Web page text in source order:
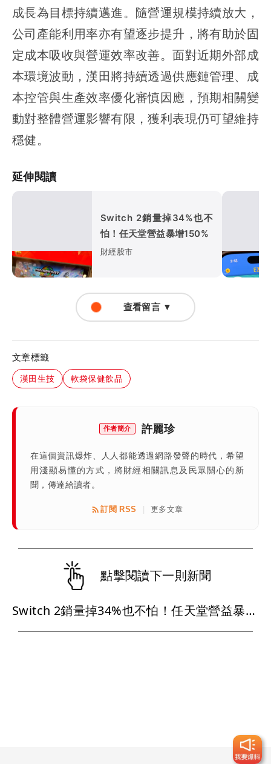
成長為目標持續邁進。隨營運規模持續放大，
公司產能利用率亦有望逐步提升，將有助於固
定成本吸收與營運效率改善。面對近期外部成
本環境波動，漢田將持續透過供應鏈管理、成
本控管與生產效率優化審慎因應，預期相關變
動對整體營運影響有限，獲利表現仍可望維持
穩健。
延伸閱讀
Switch 2銷量掉34%也不
怕！任天堂營益暴增150%
財經股市
查看留言 ▼
文章標籤
漢田生技 軟袋保健飲品
作者簡介 許麗珍
在這個資訊爆炸、人人都能透過網路發聲的時代，希望
用淺顯易懂的方式，將財經相關訊息及民眾關心的新
聞，傳達給讀者。
訂閱 RSS 更多文章
點擊閱讀下一則新聞
Switch 2銷量掉34%也不怕！任天堂營益暴增150%